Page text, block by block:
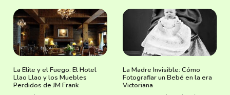
La Elite y el Fuego: El Hotel
Llao Llao y los Muebles
Perdidos de JM Frank
La Madre Invisible: Cómo
Fotografiar un Bebé en la era
Victoriana